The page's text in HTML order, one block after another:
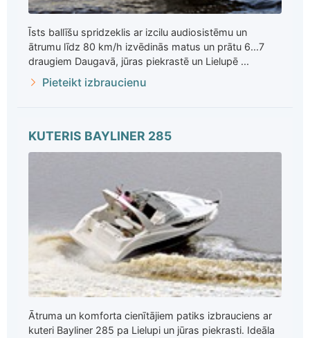
Īsts ballīšu spridzeklis ar izcilu audiosistēmu un
ātrumu līdz 80 km/h izvēdinās matus un prātu 6...7
draugiem Daugavā, jūras piekrastē un Lielupē ...
Pieteikt izbraucienu
KUTERIS BAYLINER 285
Ātruma un komforta cienītājiem patiks izbrauciens ar
kuteri Bayliner 285 pa Lielupi un jūras piekrasti. Ideāla